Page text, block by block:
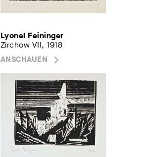
Lyonel Feininger
Zirchow VII, 1918
ANSCHAUEN